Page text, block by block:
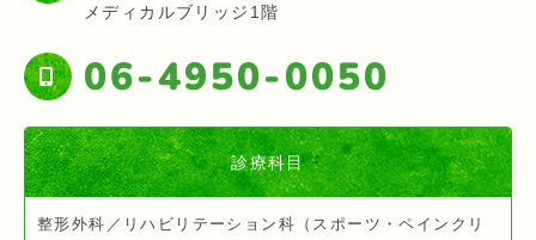
メディカルブリッジ1階
06-4950-0050
診療科目
整形外科／リハビリテーション科（スポーツ・ペインクリ